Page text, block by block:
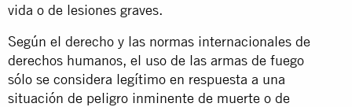
vida o de lesiones graves.
Según el derecho y las normas internacionales de
derechos humanos, el uso de las armas de fuego
sólo se considera legítimo en respuesta a una
situación de peligro inminente de muerte o de